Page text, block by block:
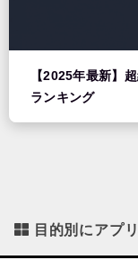
【2025年最新】
ランキング
目的別にアプ